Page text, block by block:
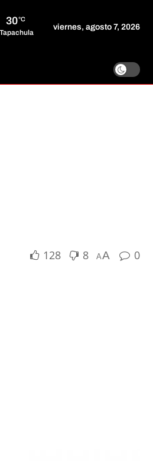
30°C
Tapachula
viernes, agosto 7, 2026
128 8 AA 0